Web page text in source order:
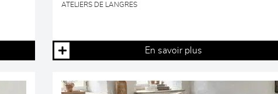
ATELIERS DE LANGRES
En savoir plus